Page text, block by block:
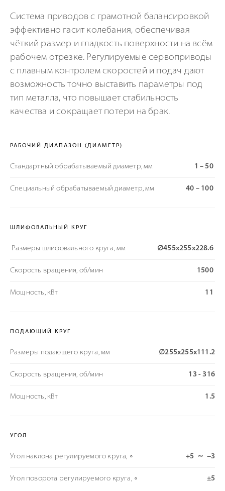
Система приводов с грамотной балансировкой
эффективно гасит колебания, обеспечивая
чёткий размер и гладкость поверхности на всём
рабочем отрезке. Регулируемые сервоприводы
с плавным контролем скоростей и подач дают
возможность точно выставить параметры под
тип металла, что повышает стабильность
качества и сокращает потери на брак.
РАБОЧИЙ ДИАПАЗОН (ДИАМЕТР)
Стандартный обрабатываемый диаметр, мм 1 – 50
Специальный обрабатываемый диаметр, мм 40 – 100
ШЛИФОВАЛЬНЫЙ КРУГ
Размеры шлифовального круга, мм ∅455х255х228.6
Скорость вращения, об/мин 1500
Мощность, кВт 11
ПОДАЮЩИЙ КРУГ
Размеры подающего круга, мм ∅255х255х111.2
Скорость вращения, об/мин 13 - 316
Мощность, кВт 1.5
УГОЛ
Угол наклона регулируемого круга, ∘ +5 ∼ −3
Угол поворота регулируемого круга, ∘ ±5